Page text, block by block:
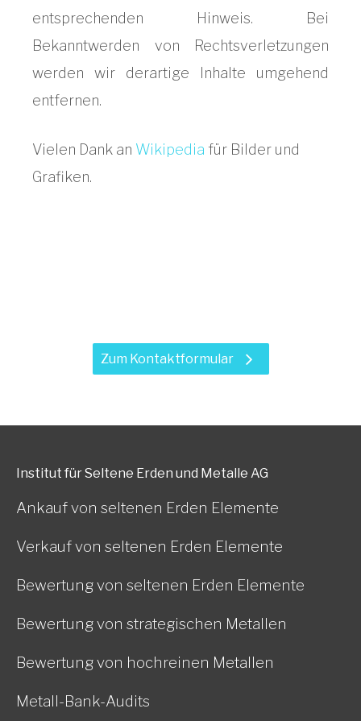
entsprechenden Hinweis. Bei
Bekanntwerden von Rechtsverletzungen
werden wir derartige Inhalte umgehend
entfernen.
Vielen Dank an Wikipedia für Bilder und
Grafiken.
Zum Kontaktformular
Institut für Seltene Erden und Metalle AG
Ankauf von seltenen Erden Elemente
Verkauf von seltenen Erden Elemente
Bewertung von seltenen Erden Elemente
Bewertung von strategischen Metallen
Bewertung von hochreinen Metallen
Metall-Bank-Audits